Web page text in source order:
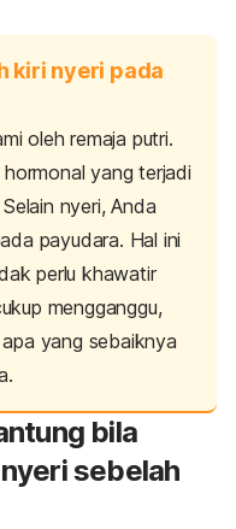
kiri nyeri pada
oleh remaja putri.
yang terjadi
Selain nyeri, Anda
payudara. Hal ini
perlu khawatir
mengganggu,
yang sebaiknya
bila
sebelah